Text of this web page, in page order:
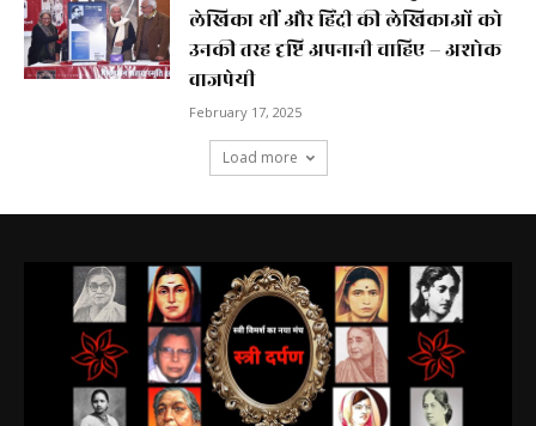
लेखिका थीं और हिंदी की लेखिकाओं को
उनकी तरह दृष्टि अपनानी चाहिए – अशोक
वाजपेयी
February 17, 2025
Load more